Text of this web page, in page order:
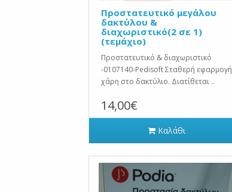
Προστατευτικό μεγάλου
δακτύλου &
διαχωριστικό(2 σε 1)
(τεμάχιο)
Προστατευτικό & διαχωριστικό
-0107140-Pedisoft Σταθερή εφαρμογή
χάρη στο δακτύλιο. Διατίθεται ..
14,00€
Καλάθι